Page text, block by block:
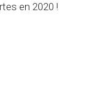
en 2020 !